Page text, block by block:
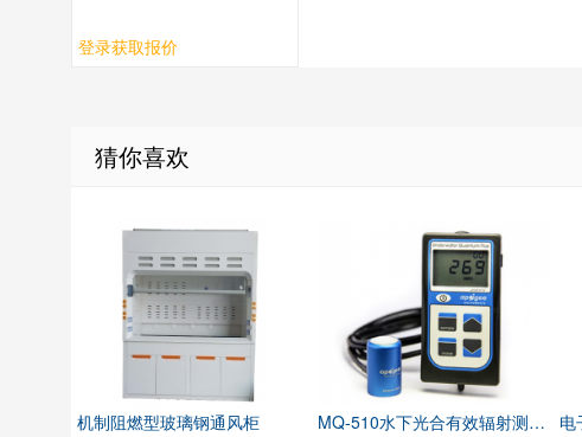
登录获取报价
猜你喜欢
机制阻燃型玻璃钢通风柜
MQ-510水下光合有效辐射测量仪
电